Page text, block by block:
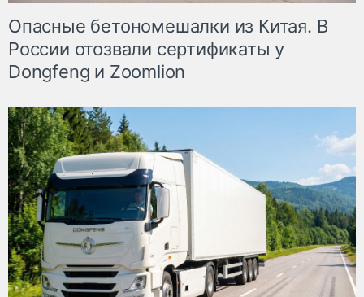
Опасные бетономешалки из Китая. В
России отозвали сертификаты у
Dongfeng и Zoomlion